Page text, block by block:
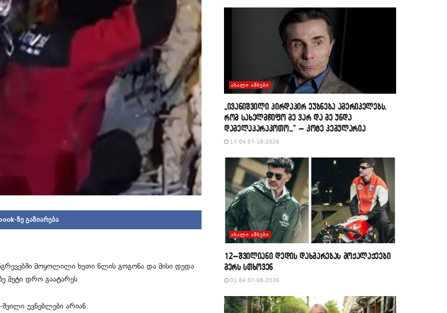
ზე გაზიარება
მოყოლილი ხუთი წლის გოგონა და მისი დედა
მეტი დრო გაატარეს.
უვნებლები არიან.
ᲐᲮᲐᲚᲘ ᲐᲛᲑᲔᲑᲘ
„ივანიშვილი პირდაპირ ეუბნება ამერიკელებს,
რომ სახელმწიფო მე ვარ და მე უნდა
დამელაპარაკოთო…“ – კოტე კემულარია
17:04 07-18-2026
ᲐᲮᲐᲚᲘ ᲐᲛᲑᲔᲑᲘ
12–შვილიანი დედის დახმარებას მოქალაქეები
მერს სთხოვენ
01:04 07-08-2026